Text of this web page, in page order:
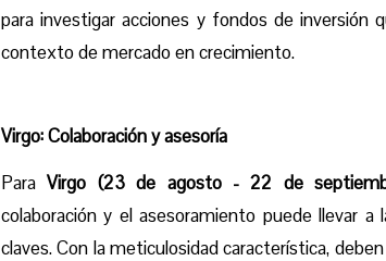
para investigar acciones y fondos de inversión
contexto de mercado en crecimiento.
Virgo: Colaboración y asesoría
ParaVirgo (23 de agosto - 22 de
colaboración y el asesoramiento puede llevar a
claves. Con la meticulosidad característica,